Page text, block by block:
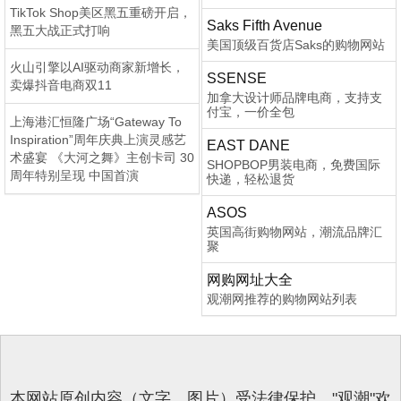
TikTok Shop美区黑五重磅开启，
黑五大战正式打响
火山引擎以AI驱动商家新增长，
卖爆抖音电商双11
上海港汇恒隆广场“Gateway To
Inspiration”周年庆典上演灵感艺
术盛宴 《大河之舞》主创卡司 30
周年特别呈现 中国首演
Saks Fifth Avenue
美国顶级百货店Saks的购物网站
SSENSE
加拿大设计师品牌电商，支持支
付宝，一价全包
EAST DANE
SHOPBOP男装电商，免费国际
快递，轻松退货
ASOS
英国高街购物网站，潮流品牌汇
聚
网购网址大全
观潮网推荐的购物网站列表